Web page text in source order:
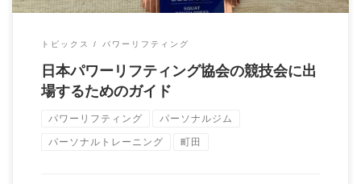
トピックス パワーリフティング
日本パワーリフティング協会の競技会に出
場するためのガイド
パワーリフティング パーソナルジム
パーソナルトレーニング 町田